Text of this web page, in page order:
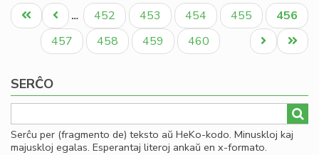
pri
Pagination
Unua
paĝo
Antaŭa
paĝo
… Paĝo
452 Paĝo
453 Paĝo
454 Paĝo
455
Aktuala
paĝo
456
Paĝo
457 Paĝo
458 Paĝo
459 Paĝo
460
Last
page
Next
page
SERĈO
Serĉu per (fragmento de) teksto aŭ HeKo-kodo. Minuskloj kaj
majuskloj egalas. Esperantaj literoj ankaŭ en x-formato.